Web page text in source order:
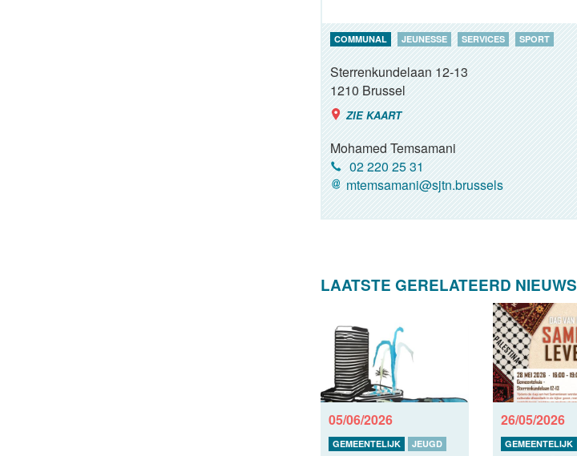
COMMUNAL JEUNESSE SERVICES SPORT
Sterrenkundelaan 12-13
1210Brussel
ZIE KAART
Mohamed Temsamani
02 220 25 31
mtemsamani@sjtn.brussels
LAATSTE GERELATEERD NIEUWS
05/06/2026
GEMEENTELIJK JEUGD
26/05/2026
GEMEENTELIJK